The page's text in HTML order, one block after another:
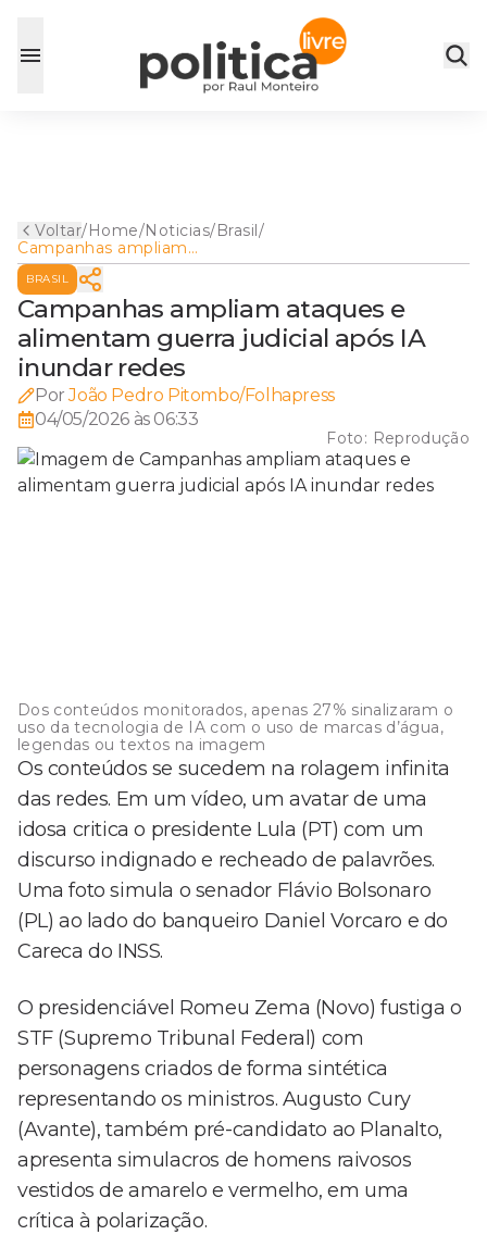
Voltar/Home/Noticias/Brasil/
Campanhas ampliam
ataques e alimentam guerra
judicial após IA inundar redes
BRASIL
Campanhas ampliam ataques e
alimentam guerra judicial após IA
inundar redes
Por João Pedro Pitombo/Folhapress
04/05/2026 às 06:33
Foto: Reprodução
Dos conteúdos monitorados, apenas 27% sinalizaram o
uso da tecnologia de IA com o uso de marcas d’água,
legendas ou textos na imagem
Os conteúdos se sucedem na rolagem infinita
das redes. Em um vídeo, um avatar de uma
idosa critica o presidente Lula (PT) com um
discurso indignado e recheado de palavrões.
Uma foto simula o senador Flávio Bolsonaro
(PL) ao lado do banqueiro Daniel Vorcaro e do
Careca do INSS.
O presidenciável Romeu Zema (Novo) fustiga o
STF (Supremo Tribunal Federal) com
personagens criados de forma sintética
representando os ministros. Augusto Cury
(Avante), também pré-candidato ao Planalto,
apresenta simulacros de homens raivosos
vestidos de amarelo e vermelho, em uma
crítica à polarização.